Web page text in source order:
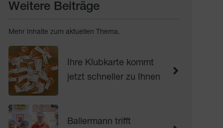
Weitere Beiträge
Mehr Inhalte zum aktuellen Thema.
Ihre Klubkarte kommt
jetzt schneller zu Ihnen
Ballermann trifft